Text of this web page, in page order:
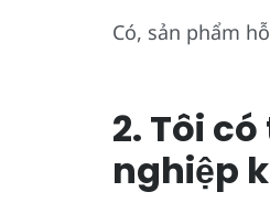
Có, sản phẩm
2. Tôi
nghiệp